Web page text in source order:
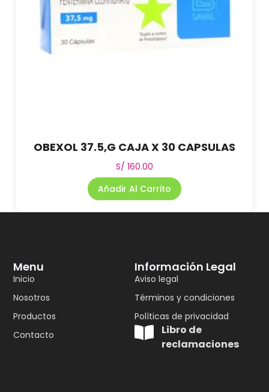
OBEXOL 37.5,G CAJA X 30 CAPSULAS
S/ 160.00
Añadir Al Carrito
Menu
Inicio
Nosotros
Productos
Contacto
Información Legal
Aviso legal
Términos y condiciones
Políticas de privacidad
Libro de
reclamaciones